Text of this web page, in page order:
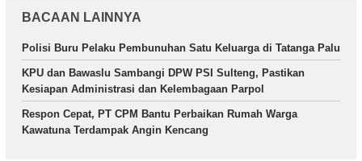
BACAAN LAINNYA
Polisi Buru Pelaku Pembunuhan Satu Keluarga di Tatanga Palu
KPU dan Bawaslu Sambangi DPW PSI Sulteng, Pastikan
Kesiapan Administrasi dan Kelembagaan Parpol
Respon Cepat, PT CPM Bantu Perbaikan Rumah Warga
Kawatuna Terdampak Angin Kencang